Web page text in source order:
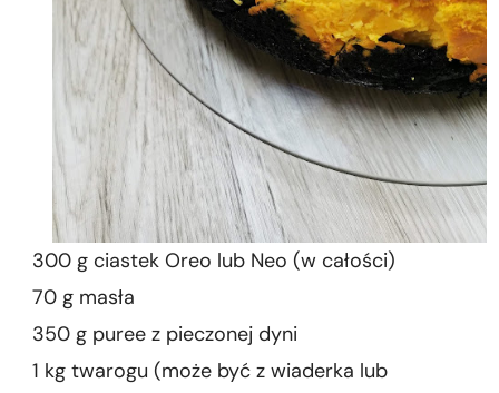
300 g ciastek Oreo lub Neo (w całości)
70 g masła
350 g puree z pieczonej dyni
1 kg twarogu (może być z wiaderka lub